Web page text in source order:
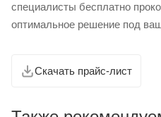
специалисты бесплатно
оптимальное решение под
Скачать прайс-лист